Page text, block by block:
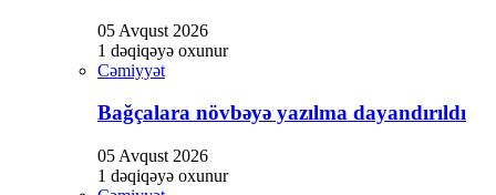
05 Avqust 2026
1 dəqiqəyə oxunur
Cəmiyyət
Bağçalara növbəyə yazılma dayandırıldı
05 Avqust 2026
1 dəqiqəyə oxunur